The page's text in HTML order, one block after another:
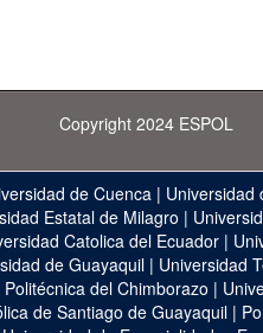
Copyright 2024 ESPOL
de Cuenca | Universidad
Estatal de Milagro |
Catolica del Ecuador|
de Guayaquil | Universidad
Politécnica del Chimborazo |
de Santiago de Guayaquil |